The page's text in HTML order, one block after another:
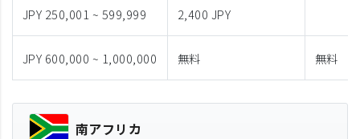
JPY 250,001 ~ 599,999 2,400 JPY
JPY 600,000 ~ 1,000,000 無料 無料
南アフリカ